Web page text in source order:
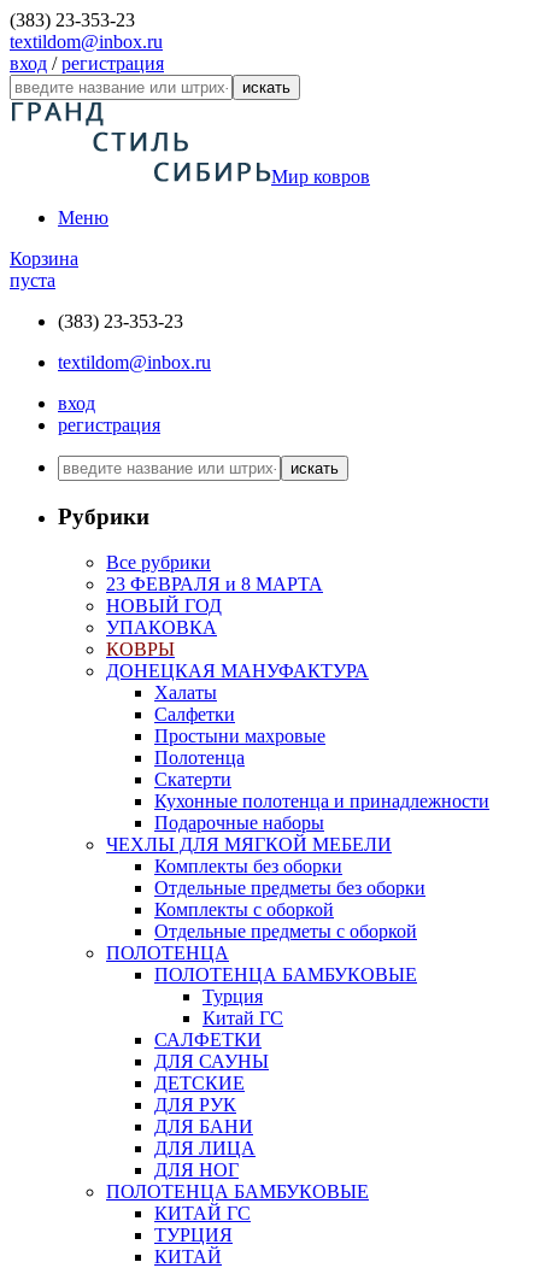
(383) 23-353-23
textildom@inbox.ru
вход /регистрация
искать
Мир ковров
Меню
Корзина
пуста
(383) 23-353-23
textildom@inbox.ru
вход
регистрация
искать
Рубрики
Все рубрики
23 ФЕВРАЛЯ и 8 МАРТА
НОВЫЙ ГОД
УПАКОВКА
КОВРЫ
ДОНЕЦКАЯ МАНУФАКТУРА
Халаты
Салфетки
Простыни махровые
Полотенца
Скатерти
Кухонные полотенца и принадлежности
Подарочные наборы
ЧЕХЛЫ ДЛЯ МЯГКОЙ МЕБЕЛИ
Комплекты без оборки
Отдельные предметы без оборки
Комплекты с оборкой
Отдельные предметы с оборкой
ПОЛОТЕНЦА
ПОЛОТЕНЦА БАМБУКОВЫЕ
Турция
Китай ГС
САЛФЕТКИ
ДЛЯ САУНЫ
ДЕТСКИЕ
ДЛЯ РУК
ДЛЯ БАНИ
ДЛЯ ЛИЦА
ДЛЯ НОГ
ПОЛОТЕНЦА БАМБУКОВЫЕ
КИТАЙ ГС
ТУРЦИЯ
КИТАЙ